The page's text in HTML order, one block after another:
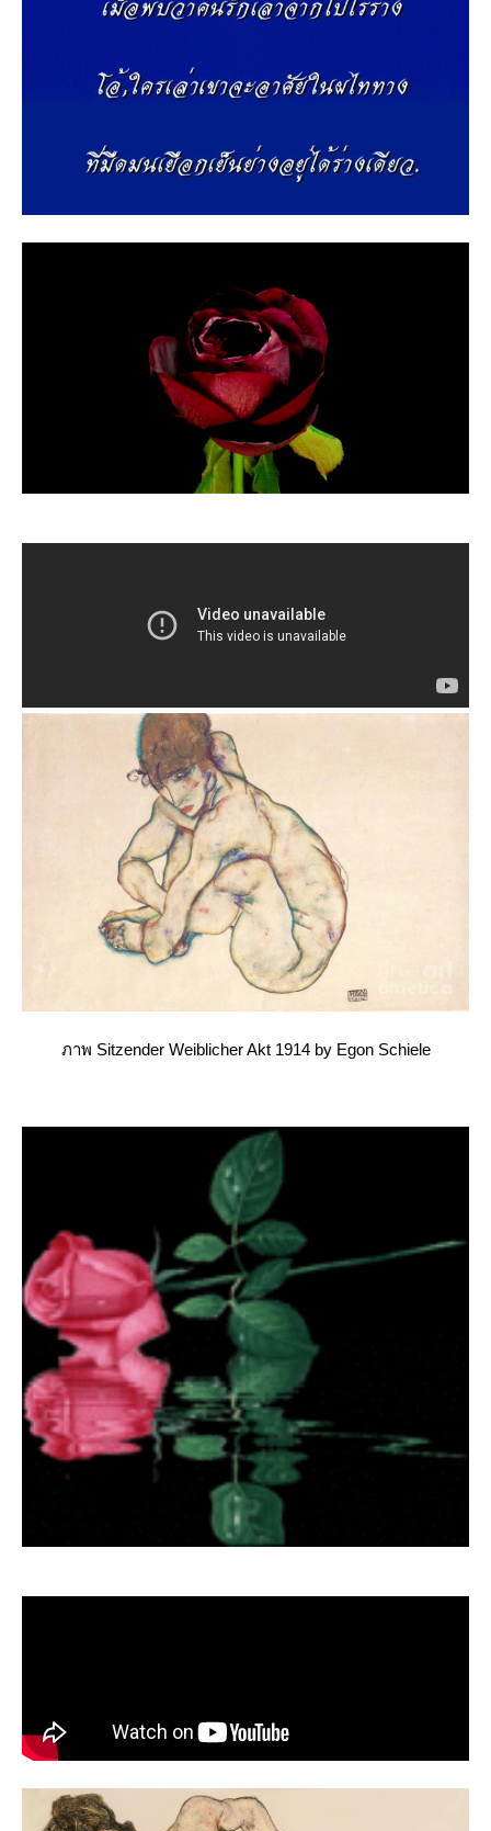
ภาพ Sitzender Weiblicher Akt 1914 by Egon Schiele